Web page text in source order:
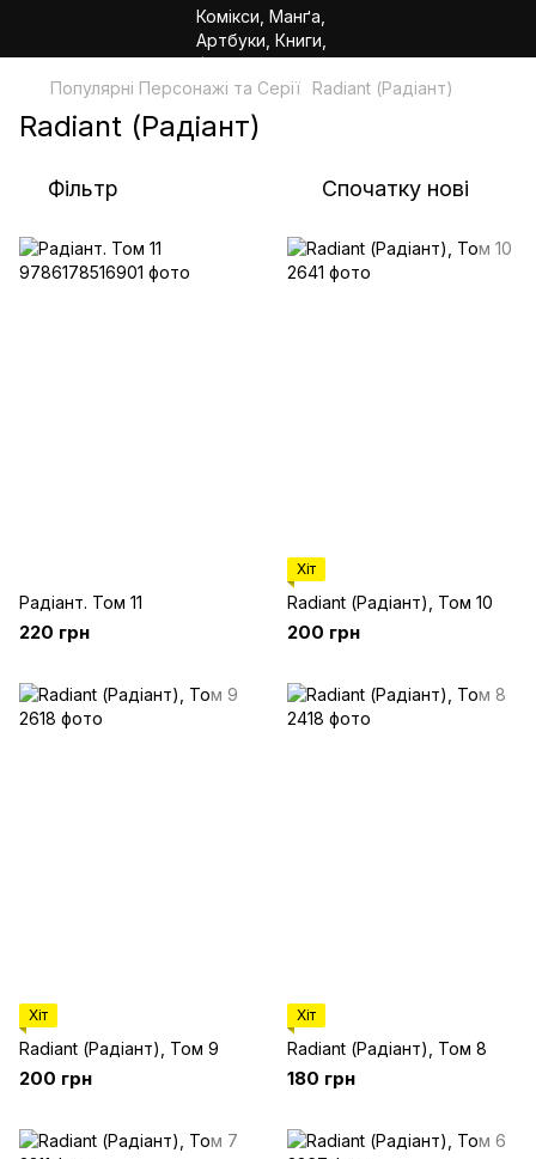
Популярні Персонажі та Серії Radiant (Радіант)
Radiant (Радіант)
Фільтр Спочатку нові
Радіант. Том 11
220 грн
Хіт
Radiant (Радіант), Том 10
200 грн
Хіт
Radiant (Радіант), Том 9
200 грн
Хіт
Radiant (Радіант), Том 8
180 грн